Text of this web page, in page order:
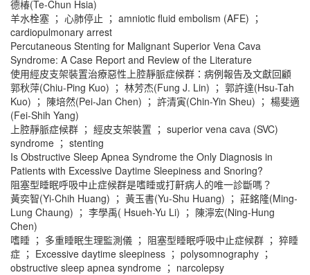
德椿(Te-Chun Hsia)
羊水栓塞 ； 心肺停止 ； amniotic fluid embolism (AFE) ；
cardiopulmonary arrest
Percutaneous Stenting for Malignant Superior Vena Cava
Syndrome: A Case Report and Review of the Literature
使用經皮支架裝置治療惡性上腔靜脈症候群：病例報告及文獻回顧
郭秋萍(Chiu-Ping Kuo) ； 林芳杰(Fung J. Lin) ； 郭許達(Hsu-Tah
Kuo) ； 陳培然(Pei-Jan Chen) ； 許清寅(Chin-Yin Sheu) ； 楊斐適
(Fei-Shih Yang)
上腔靜脈症候群 ； 經皮支架裝置 ； superior vena cava (SVC)
syndrome ； stenting
Is Obstructive Sleep Apnea Syndrome the Only Diagnosis in
Patients with Excessive Daytime Sleepiness and Snoring?
阻塞型睡眠呼吸中止症候群是嗜睡或打鼾病人的唯一診斷嗎？
黃奕智(Yi-Chih Huang) ； 黃玉書(Yu-Shu Huang) ； 莊銘隆(Ming-
Lung Chaung) ； 李學禹( Hsueh-Yu Li) ； 陳濘宏(Ning-Hung
Chen)
嗜睡 ； 多重睡眠生理監測儀 ； 阻塞型睡眠呼吸中止症候群 ； 猝睡
症 ； Excessive daytime sleepiness ； polysomnography ；
obstructive sleep apnea syndrome ； narcolepsy